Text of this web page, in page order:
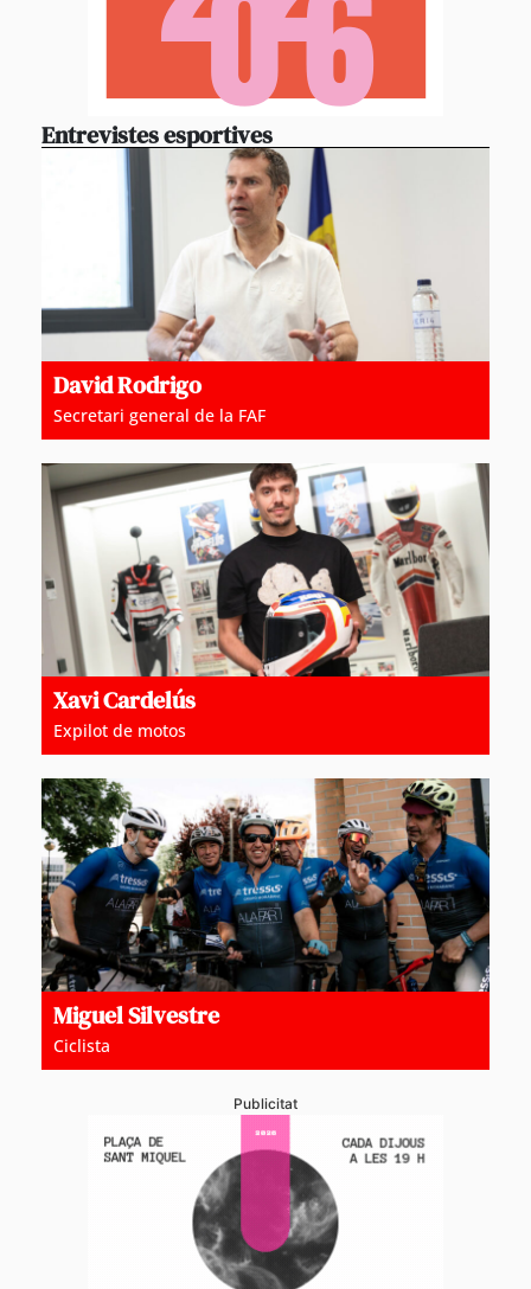
Entrevistes esportives
David Rodrigo
Secretari general de la FAF
Xavi Cardelús
Expilot de motos
Miguel Silvestre
Ciclista
Publicitat